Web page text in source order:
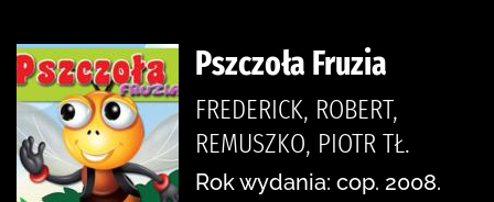
Pszczoła Fruzia
FREDERICK, ROBERT,
REMUSZKO, PIOTR TŁ.
Rok wydania: cop. 2008.